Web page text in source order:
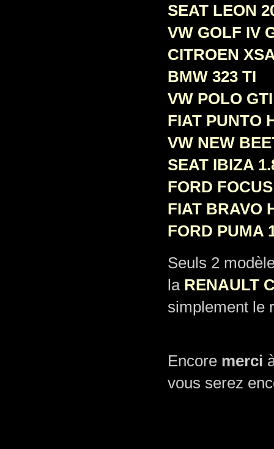
SEAT LEON
VW GOLF IV
CITROEN
BMW 323 TI
VW POLO GTI
FIAT PUNTO
VW NEW
SEAT IBIZA
FORD
FIAT BRAVO
FORD PUMA
Seuls 2
laRENAULT
simplement le
Encore merci
vous serez